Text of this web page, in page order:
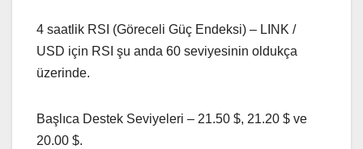
4 saatlik RSI (Göreceli Güç Endeksi) – LINK /
USD için RSI şu anda 60 seviyesinin oldukça
üzerinde.
Başlıca Destek Seviyeleri – 21.50 $, 21.20 $ ve
20.00 $.